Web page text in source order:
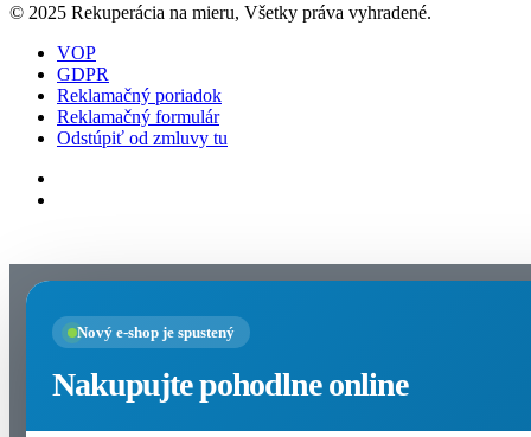
© 2025 Rekuperácia na mieru, Všetky práva vyhradené.
VOP
GDPR
Reklamačný poriadok
Reklamačný formulár
Odstúpiť od zmluvy tu
Nový e-shop je spustený
Nakupujte pohodlne online